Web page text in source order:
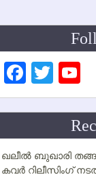
ഖലീല്‍ ബുഖാരി
കവര്‍ റിലീസിംഗ്